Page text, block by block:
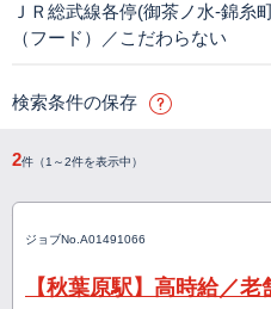
ＪＲ総武線各停(御茶ノ水-錦糸
（フード）／こだわらない
検索条件の保存
2件（1～2件を表示中）
ジョブNo. A01491066
【秋葉原駅】高時給／